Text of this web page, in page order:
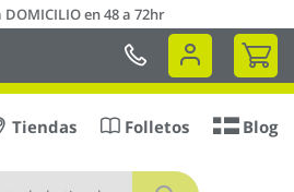
DOMICILIO en 48 a 72hr
Mi
Buscar
Tiendas Folletos Blog